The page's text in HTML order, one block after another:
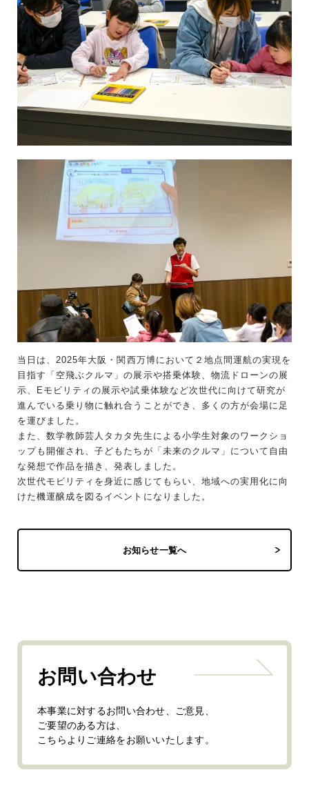
当日は、2025年大阪・関西万博において２地点間運航の実現を
目指す「空飛ぶクルマ」の展示や搭乗体験、物流ドローンの展
示、Eモビリティの展示や試乗体験など次世代に向けて研究が
進んでいる乗り物に触れ合うことができ、多くの方が会場に足
を運びました。
また、数学教師芸人タカタ先生による小学生対象のワークショ
ップも開催され、子どもたちが「未来のクルマ」について自由
な発想で作品を描き、発表しました。
次世代モビリティを身近に感じてもらい、地域への実用化に向
けた機運醸成を図るイベントになりました。
お知らせ一覧へ
お問い合わせ
本事業に対するお問い合わせ、ご意見、
ご要望のある方は、
こちらよりご連絡をお願いいたします。